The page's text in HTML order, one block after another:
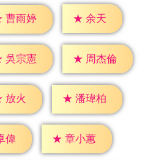
曹雨婷 ★ 余天
吳宗憲 ★ 周杰倫
放火 ★ 潘瑋柏
偉 ★ 章小蕙